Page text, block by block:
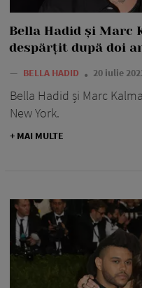
Bella Hadid și Marc
despărțit după doi
— BELLA HADID 20 iulie
Bella Hadid și Marc
New York.
+ MAI MULTE